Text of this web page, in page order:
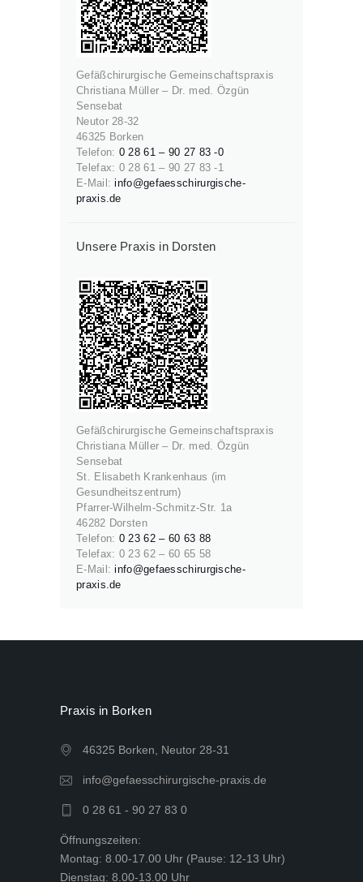
Gefäßchirurgische Gemeinschaftspraxis
Christiana Müller – Dr. med. Özgün
Sensebat
Neutor 28-32
46325 Borken
Telefon: 0 28 61 – 90 27 83 -0
Telefax: 0 28 61 – 90 27 83 -1
E-Mail:info@gefaesschirurgische-
praxis.de
Unsere Praxis in Dorsten
Gefäßchirurgische Gemeinschaftspraxis
Christiana Müller – Dr. med. Özgün
Sensebat
St. Elisabeth Krankenhaus (im
Gesundheitszentrum)
Pfarrer-Wilhelm-Schmitz-Str. 1a
46282 Dorsten
Telefon: 0 23 62 – 60 63 88
Telefax: 0 23 62 – 60 65 58
E-Mail:info@gefaesschirurgische-
praxis.de
Praxis in Borken
46325 Borken, Neutor 28-31
info@gefaesschirurgische-praxis.de
0 28 61 - 90 27 83 0
Öffnungszeiten:
Montag: 8.00-17.00 Uhr (Pause: 12-13 Uhr)
Dienstag: 8.00-13.00 Uhr